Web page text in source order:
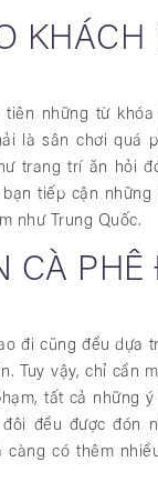
tiên những từ
là sân chơi quá
trang trí ăn hỏi
tiếp cận
như Trung Quốc.
CÀ PHÊ
đi cũng đều dựa
Tuy vậy, chỉ cần
tất cả những
đều được đón
có thêm